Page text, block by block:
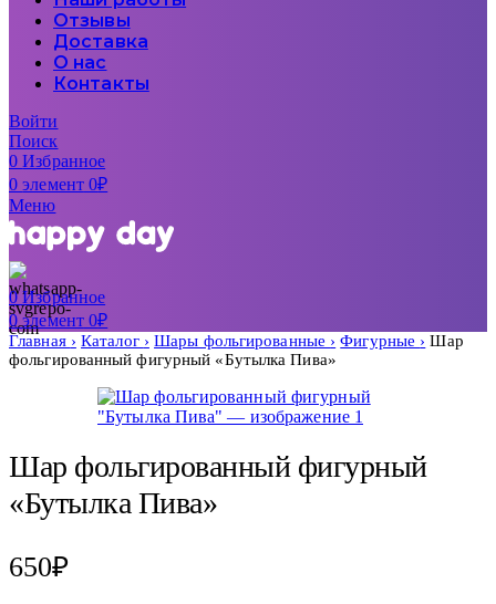
Отзывы
Доставка
О нас
Контакты
Войти
Поиск
0Избранное
0элемент 0₽
Меню
0Избранное
0элемент 0₽
Главная Каталог Шары фольгированные Фигурные
Шар
фольгированный фигурный «Бутылка Пива»
Шар фольгированный фигурный
«Бутылка Пива»
650₽